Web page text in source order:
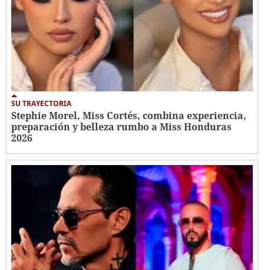
SU TRAYECTORIA
Stephie Morel, Miss Cortés, combina experiencia,
preparación y belleza rumbo a Miss Honduras
2026